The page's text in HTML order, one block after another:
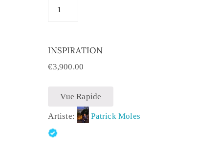
INSPIRATION
€3,900.00
Vue Rapide
Artiste: Patrick Moles